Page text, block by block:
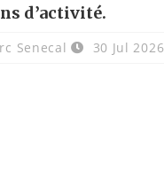
d’activité.
Senecal 30 Jul 2026